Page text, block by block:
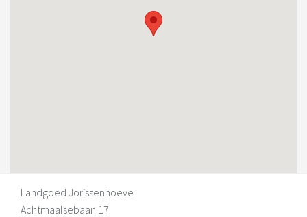
Landgoed Jorissenhoeve
Achtmaalsebaan 17